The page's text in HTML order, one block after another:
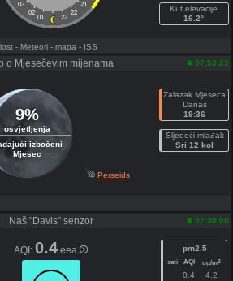
03
21
02
22
01 23
Kut elevacije
16.2°
- Meteori - mapa - ISS
o Mjesečevim mijenama 07:53:23
9%
osvjetljenja
izbočeni
Mjesec
Zalazak Mjeseca
Danas
19:36
Sljedeći mlađak
Sri 12 kol
Perseids
Naš "Davis" senzor 07:30:00
AQI:0.4 eea pm2.5
sati AQI ug/m3
0.4 4.2